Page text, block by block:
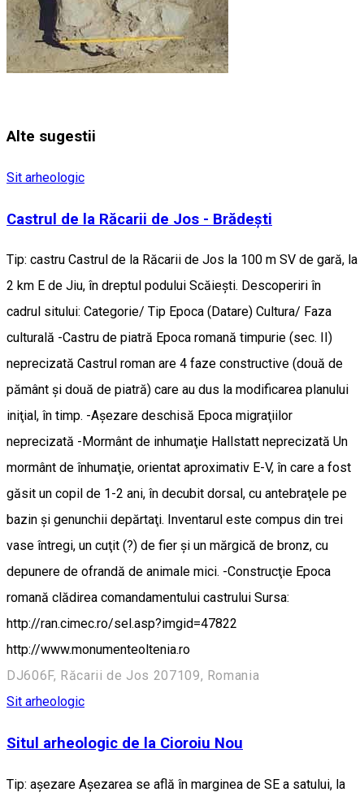
Alte sugestii
Sit arheologic
Castrul de la Răcarii de Jos - Brădeşti
Tip: castru Castrul de la Răcarii de Jos la 100 m SV de gară, la
2 km E de Jiu, în dreptul podului Scăieşti. Descoperiri în
cadrul sitului: Categorie/ Tip Epoca (Datare) Cultura/ Faza
culturală -Castru de piatră Epoca romană timpurie (sec. II)
neprecizată Castrul roman are 4 faze constructive (două de
pământ şi două de piatră) care au dus la modificarea planului
iniţial, în timp. -Aşezare deschisă Epoca migraţiilor
neprecizată -Mormânt de inhumaţie Hallstatt neprecizată Un
mormânt de înhumaţie, orientat aproximativ E-V, în care a fost
găsit un copil de 1-2 ani, în decubit dorsal, cu antebraţele pe
bazin şi genunchii depărtaţi. Inventarul este compus din trei
vase întregi, un cuţit (?) de fier şi un mărgică de bronz, cu
depunere de ofrandă de animale mici. -Construcţie Epoca
romană clădirea comandamentului castrului Sursa:
http://ran.cimec.ro/sel.asp?imgid=47822
http://www.monumenteoltenia.ro
DJ606F, Răcarii de Jos 207109, Romania
Sit arheologic
Situl arheologic de la Cioroiu Nou
Tip: aşezare Aşezarea se află în marginea de SE a satului, la